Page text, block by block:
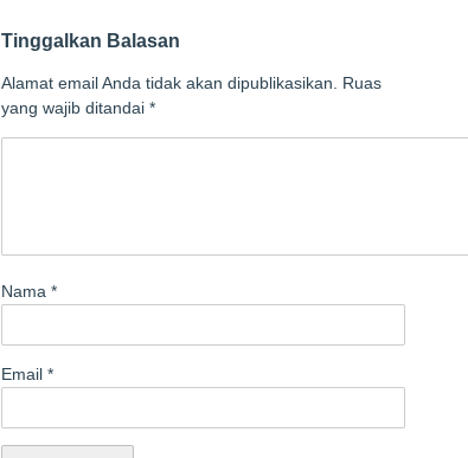
Tinggalkan Balasan
Alamat email Anda tidak akan dipublikasikan.
Ruas
yang wajib ditandai *
Nama *
Email *